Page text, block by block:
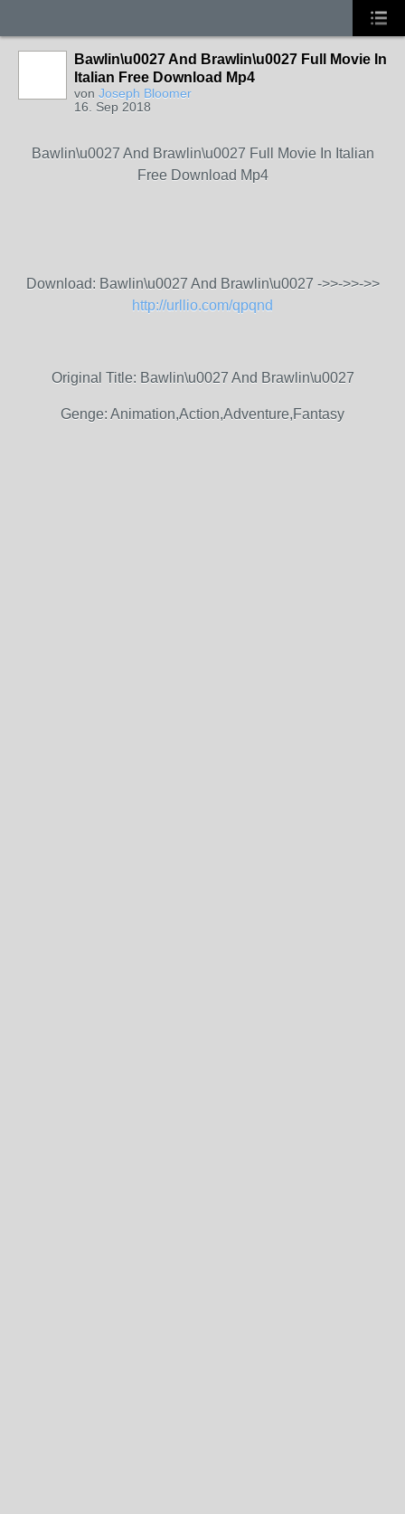
Bawlin\u0027 And Brawlin\u0027 Full Movie In
Italian Free Download Mp4
von Joseph Bloomer
16. Sep 2018
Bawlin\u0027 And Brawlin\u0027 Full Movie In Italian
Free Download Mp4
Download: Bawlin\u0027 And Brawlin\u0027 ->>->>->>
http://urllio.com/qpqnd
Original Title: Bawlin\u0027 And Brawlin\u0027
Genge: Animation,Action,Adventure,Fantasy